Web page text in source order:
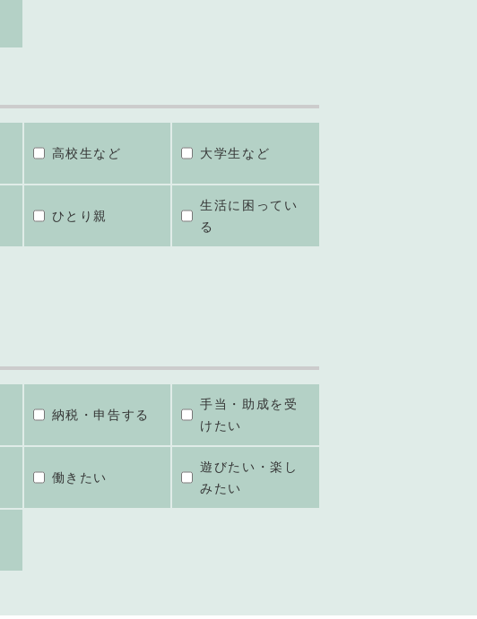
高校生など 大学生など
ひとり親
生活に困ってい
る
納税・申告する
手当・助成を受
けたい
働きたい
遊びたい・楽し
みたい